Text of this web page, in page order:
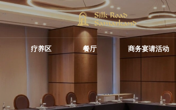
Silk Road
by Minyoun
疗养区 餐厅
早餐餐厅
商务宴请活动
Silk Road
by Minyoun
Hilton Garden Inn
早餐餐厅
概念咖啡馆和餐厅